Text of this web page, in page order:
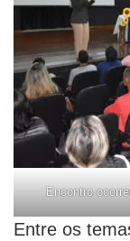
Encontro
Entre os